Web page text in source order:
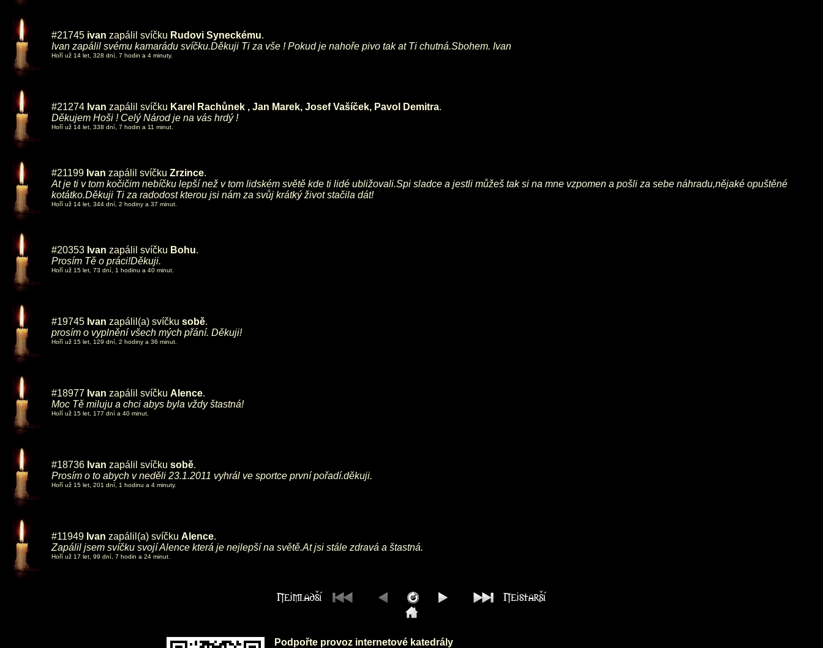
#21745 ivan zapálil svíčku Rudovi Syneckému.
Ivan zapálil svému kamarádu svíčku.Děkuji Ti za vše ! Pokud je nahoře pivo tak at Ti chutná.Sbohem. Ivan
Hoří už 14 let, 328 dní, 7 hodin a 4 minuty.
#21274 Ivan zapálil svíčku Karel Rachůnek , Jan Marek, Josef Vašíček, Pavol Demitra.
Děkujem Hoši ! Celý Národ je na vás hrdý !
Hoří už 14 let, 338 dní, 7 hodin a 11 minut.
#21199 Ivan zapálil svíčku Zrzince.
At je ti v tom kočičim nebíčku lepší než v tom lidském světě kde ti lidé ubližovali.Spi sladce a jestli můžeš tak si na mne vzpomen a pošli za sebe náhradu,nějaké opuštěné
kotátko.Děkuji Ti za radodost kterou jsi nám za svůj krátký život stačila dát!
Hoří už 14 let, 344 dní, 2 hodiny a 37 minut.
#20353 Ivan zapálil svíčku Bohu.
Prosím Tě o práci!Děkuji.
Hoří už 15 let, 73 dní, 1 hodinu a 40 minut.
#19745 Ivan zapálil(a) svíčku sobě.
prosím o vyplnění všech mých přání. Děkuji!
Hoří už 15 let, 129 dní, 2 hodiny a 36 minut.
#18977 Ivan zapálil svíčku Alence.
Moc Tě miluju a chci abys byla vždy štastná!
Hoří už 15 let, 177 dní a 40 minut.
#18736 Ivan zapálil svíčku sobě.
Prosím o to abych v neděli 23.1.2011 vyhrál ve sportce první pořadí.děkuji.
Hoří už 15 let, 201 dní, 1 hodinu a 4 minuty.
#11949 Ivan zapálil(a) svíčku Alence.
Zapálil jsem svíčku svojí Alence která je nejlepší na světě.At jsi stále zdravá a štastná.
Hoří už 17 let, 99 dní, 7 hodin a 24 minut.
Podpořte provoz internetové katedrály